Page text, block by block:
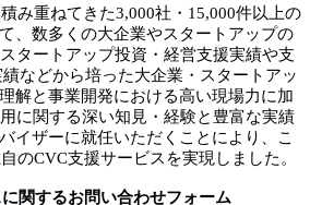
み重ねてきた3,000社・15,000件以上の
、数多くの大企業やスタートアップの
タートアップ投資・経営支援実績や支
などから培った大企業・スタートアッ
解と事業開発における高い現場力に加
に関する深い知見・経験と豊富な実績
イザーに就任いただくことにより、こ
のCVC支援サービスを実現しました。
関するお問い合わせフォーム